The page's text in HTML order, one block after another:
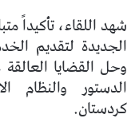
شهد اللقاء، تأكيداً
الجديدة لتقديم
وحل القضايا
الدستور والنظام
كردستان.